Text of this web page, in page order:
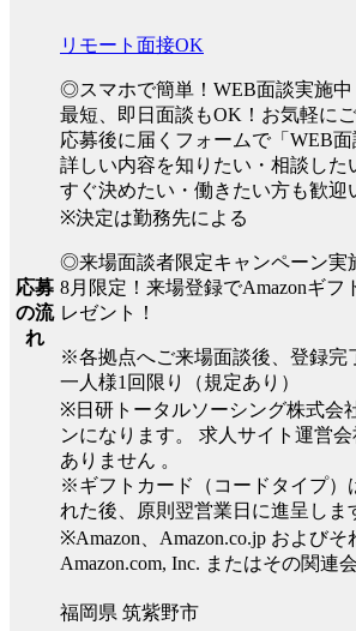
応募
の流
れ
リモート面接OK
◎スマホで簡単！WEB面談実施中
最短、即日面談もOK！お気軽に
応募後に届くフォームで「WEB面
詳しい内容を知りたい・相談した
すぐ決めたい・働きたい方も歓迎
※決定は勤務先による
◎来場面談者限定キャンペーン実
8月限定！来場登録でAmazonギフ
レゼント！
※各拠点へご来場面談後、登録完
一人様1回限り（規定あり）
※日研トータルソーシング株式会
ンになります。 求人サイト運営
ありません 。
※ギフトカード（コードタイプ）
れた後、原則翌営業日に進呈しま
※Amazon、Amazon.co.jp およびそ
Amazon.com, Inc. またはその関連
福岡県 筑紫野市